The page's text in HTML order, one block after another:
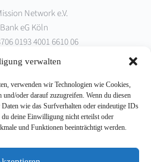
verwalten
verwenden wir Technologien wie Cookies,
oder darauf zuzugreifen. Wenn du diesen
wie das Surfverhalten oder eindeutige IDs
du deine Einwilligung nicht erteilst oder
und Funktionen beeinträchtigt werden.
Network e.V.
eG Köln
0193 4001 6610 06
GENODED1PAX